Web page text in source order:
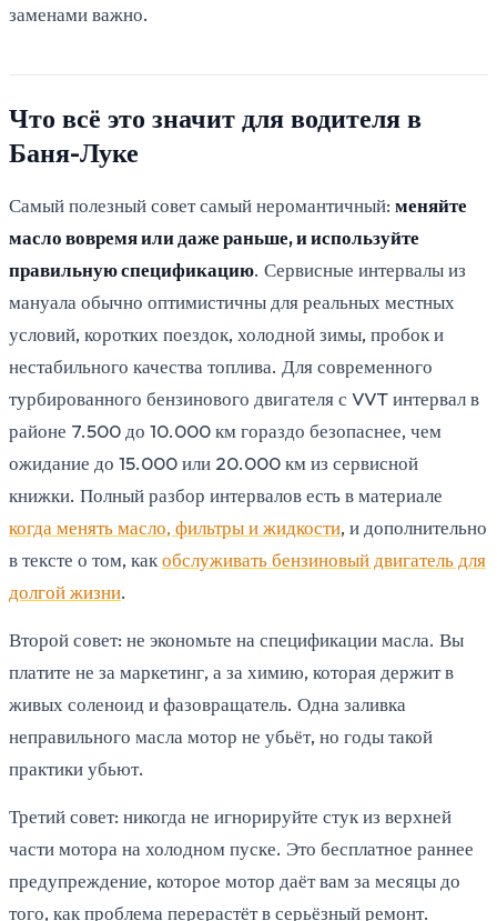
заменами важно.
Что всё это значит для водителя в
Баня-Луке
Самый полезный совет самый неромантичный: меняйте
масло вовремя или даже раньше, и используйте
правильную спецификацию. Сервисные интервалы из
мануала обычно оптимистичны для реальных местных
условий, коротких поездок, холодной зимы, пробок и
нестабильного качества топлива. Для современного
турбированного бензинового двигателя с VVT интервал в
районе 7.500 до 10.000 км гораздо безопаснее, чем
ожидание до 15.000 или 20.000 км из сервисной
книжки. Полный разбор интервалов есть в материале
когда менять масло, фильтры и жидкости, и дополнительно
в тексте о том, какобслуживать бензиновый двигатель для
долгой жизни.
Второй совет: не экономьте на спецификации масла. Вы
платите не за маркетинг, а за химию, которая держит в
живых соленоид и фазовращатель. Одна заливка
неправильного масла мотор не убьёт, но годы такой
практики убьют.
Третий совет: никогда не игнорируйте стук из верхней
части мотора на холодном пуске. Это бесплатное раннее
предупреждение, которое мотор даёт вам за месяцы до
того, как проблема перерастёт в серьёзный ремонт.